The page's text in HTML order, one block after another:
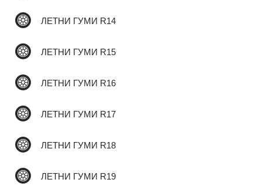
ЛЕТНИ ГУМИ R14
ЛЕТНИ ГУМИ R15
ЛЕТНИ ГУМИ R16
ЛЕТНИ ГУМИ R17
ЛЕТНИ ГУМИ R18
ЛЕТНИ ГУМИ R19